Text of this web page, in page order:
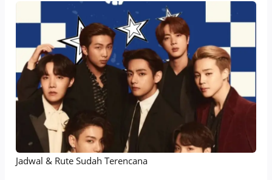
Jadwal & Rute Sudah Terencana